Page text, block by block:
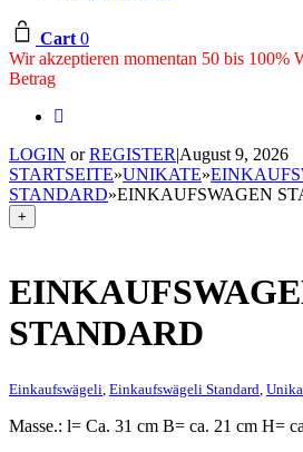
Cart 0
Wir akzeptieren momentan 50 bis 100%
Betrag
LOGIN orREGISTER|August 9, 2026
STARTSEITE»UNIKATE»
STANDARD»EINKAUFSWAGEN
+
STANDARD
Einkaufswägeli Einkaufswägeli Standard
Masse.: l= Ca. 31 cm B= ca. 21 cm H=